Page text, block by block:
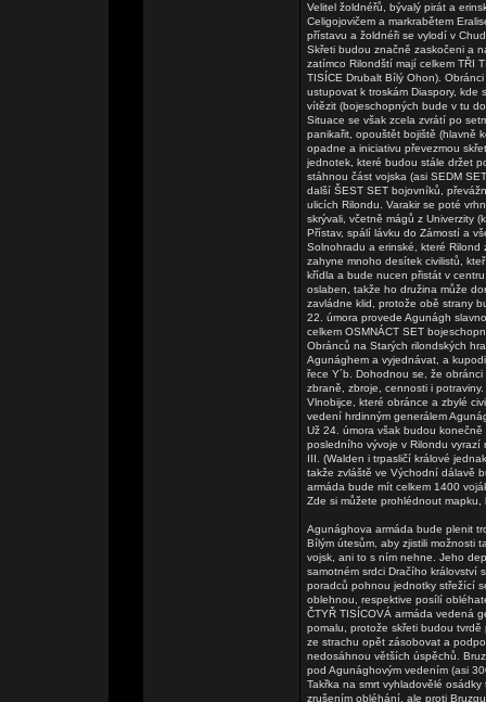
Velitel žoldnéřů, bývalý pirát a
Celigojovičem a markrabětem
přístavu a žoldnéři se vylodí v
Skřeti budou značně zaskočeni a
zatímco Rilondští mají celkem TŘI
TISÍCE Drubalt Bílý Ohon).
ustupovat k troskám Diaspory,
vítězit (bojeschopných bude v tu
Situace se však zcela zvrátí po
panikařit, opouštět bojiště (hlavně
opadne a iniciativu převezmou
jednotek, které budou stále držet
stáhnou část vojska (asi SEDM
další ŠEST SET bojovníků,
ulicích Rilondu. Varakir se poté
skrývali, včetně mágů z Univerzity
Přístav, spálí lávku do Zámostí a
Solnohradu a erinské, které Rilond
zahyne mnoho desítek civilistů,
křídla a bude nucen přistát v
oslaben, takže ho družina může
zavládne klid, protože obě strany
22. úmora provede Agunágh
celkem OSMNÁCT SET
Obránců na Starých rilondských
Agunághem a vyjednávat, a
řece Y´b. Dohodnou se, že
zbraně, zbroje, cennosti i
Vlnobijce, které obránce a zbylé
vedení hrdinným generálem
Už 24. úmora však budou
posledního vývoje v Rilondu vyrazí
III. (Walden i trpasličí králové
takže zvláště ve Východní dálavě
armáda bude mít celkem 1400
Zde si můžete prohlédnout
Agunághova armáda bude plenit
Bílým útesům, aby zjistili možnosti
vojsk, ani to s ním nehne. Jeho
samotném srdci Dračího království
poradců pohnou jednotky střežící
oblehnou, respektive posílí
ČTYŘ TISÍCOVÁ armáda vedená
pomalu, protože skřeti budou
ze strachu opět zásobovat a
nedosáhnou větších úspěchů.
pod Agunághovým vedením (asi
Takřka na smrt vyhladovělé
zrušením obléhání, ale proti